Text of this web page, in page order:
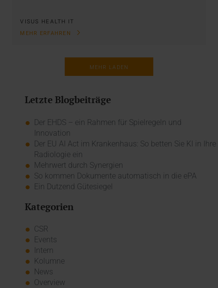
VISUS HEALTH IT
MEHR ERFAHREN
MEHR LADEN
Letzte Blogbeiträge
Der EHDS – ein Rahmen für Spielregeln und
Innovation
Der EU AI Act im Krankenhaus: So betten Sie KI in Ihre
Radiologie ein
Mehrwert durch Synergien
So kommen Dokumente automatisch in die ePA
Ein Dutzend Gütesiegel
Kategorien
CSR
Events
Intern
Kolumne
News
Overview